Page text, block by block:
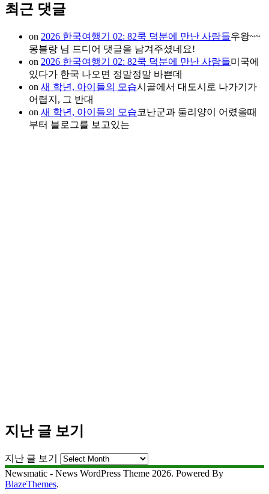
최근 댓글
on 2026 한국여행기 02: 82쿡 덕분에 만난 사람들우왕~~
몽블랑 님 드디어 댓글을 남겨주셨네요!
on 2026 한국여행기 02: 82쿡 덕분에 만난 사람들미국에
있다가 한국 나오면 정말정말 바쁜데
on 새 학년, 아이들의 모습시골에서 대도시로 나가기가
어렵지, 그 반대
on 새 학년, 아이들의 모습코난군과 둘리양이 어렸을때
부터 블로그를 보고있는
지난 글 보기
지난 글 보기
Newsmatic - News WordPress Theme 2026. Powered By
BlazeThemes.